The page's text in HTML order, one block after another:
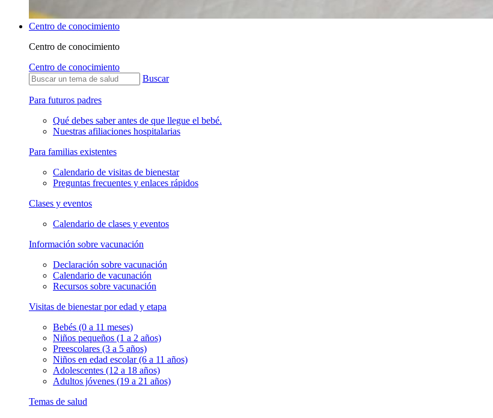
Centro de conocimiento
Centro de conocimiento
Centro de conocimiento
Buscar
Para futuros padres
Qué debes saber antes de que llegue el bebé.
Nuestras afiliaciones hospitalarias
Para familias existentes
Calendario de visitas de bienestar
Preguntas frecuentes y enlaces rápidos
Clases y eventos
Calendario de clases y eventos
Información sobre vacunación
Declaración sobre vacunación
Calendario de vacunación
Recursos sobre vacunación
Visitas de bienestar por edad y etapa
Bebés (0 a 11 meses)
Niños pequeños (1 a 2 años)
Preescolares (3 a 5 años)
Niños en edad escolar (6 a 11 años)
Adolescentes (12 a 18 años)
Adultos jóvenes (19 a 21 años)
Temas de salud